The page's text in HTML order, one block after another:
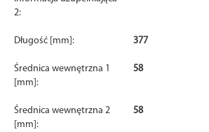
2:
Długość [mm]: 377
Średnica wewnętrzna 1
[mm]:
58
Średnica wewnętrzna 2
[mm]:
58